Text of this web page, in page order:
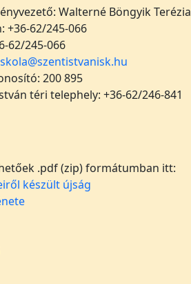
Walterné Böngyik Terézia
+36-62/245-066
62/245-066
200 895
téri telephely: +36-62/246-841
.pdf (zip) formátumban itt:
készült újság